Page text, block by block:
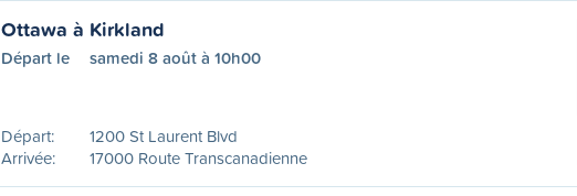
Ottawa à Kirkland
Départ le samedi 8 août à 10h00
Départ:
1200 St Laurent Blvd
Arrivée:
17000 Route Transcanadienne